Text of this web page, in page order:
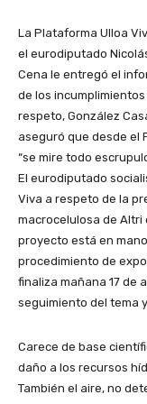
La Plataforma Ulloa
el eurodiputado
Cena le entregó el
de los
respeto, González
aseguró que desde el
“se mire todo
El eurodiputado
Viva a respeto de la
macrocelulosa de Altri
proyecto está en
procedimiento de
finaliza mañana 17 de
seguimiento del tema
Carece de base
daño a los recursos
También el aire, no